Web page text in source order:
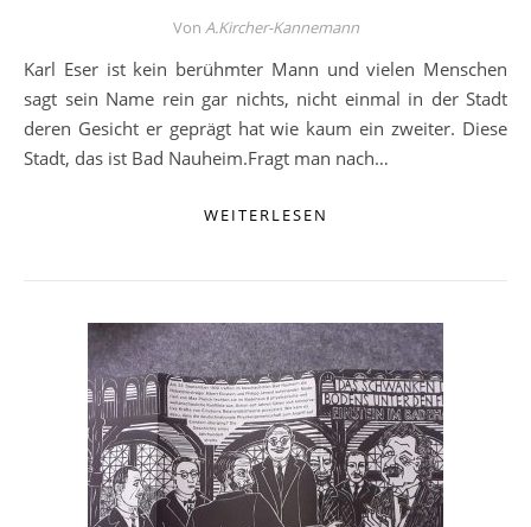
Von A.Kircher-Kannemann
Karl Eser ist kein berühmter Mann und vielen Menschen
sagt sein Name rein gar nichts, nicht einmal in der Stadt
deren Gesicht er geprägt hat wie kaum ein zweiter. Diese
Stadt, das ist Bad Nauheim.Fragt man nach…
WEITERLESEN